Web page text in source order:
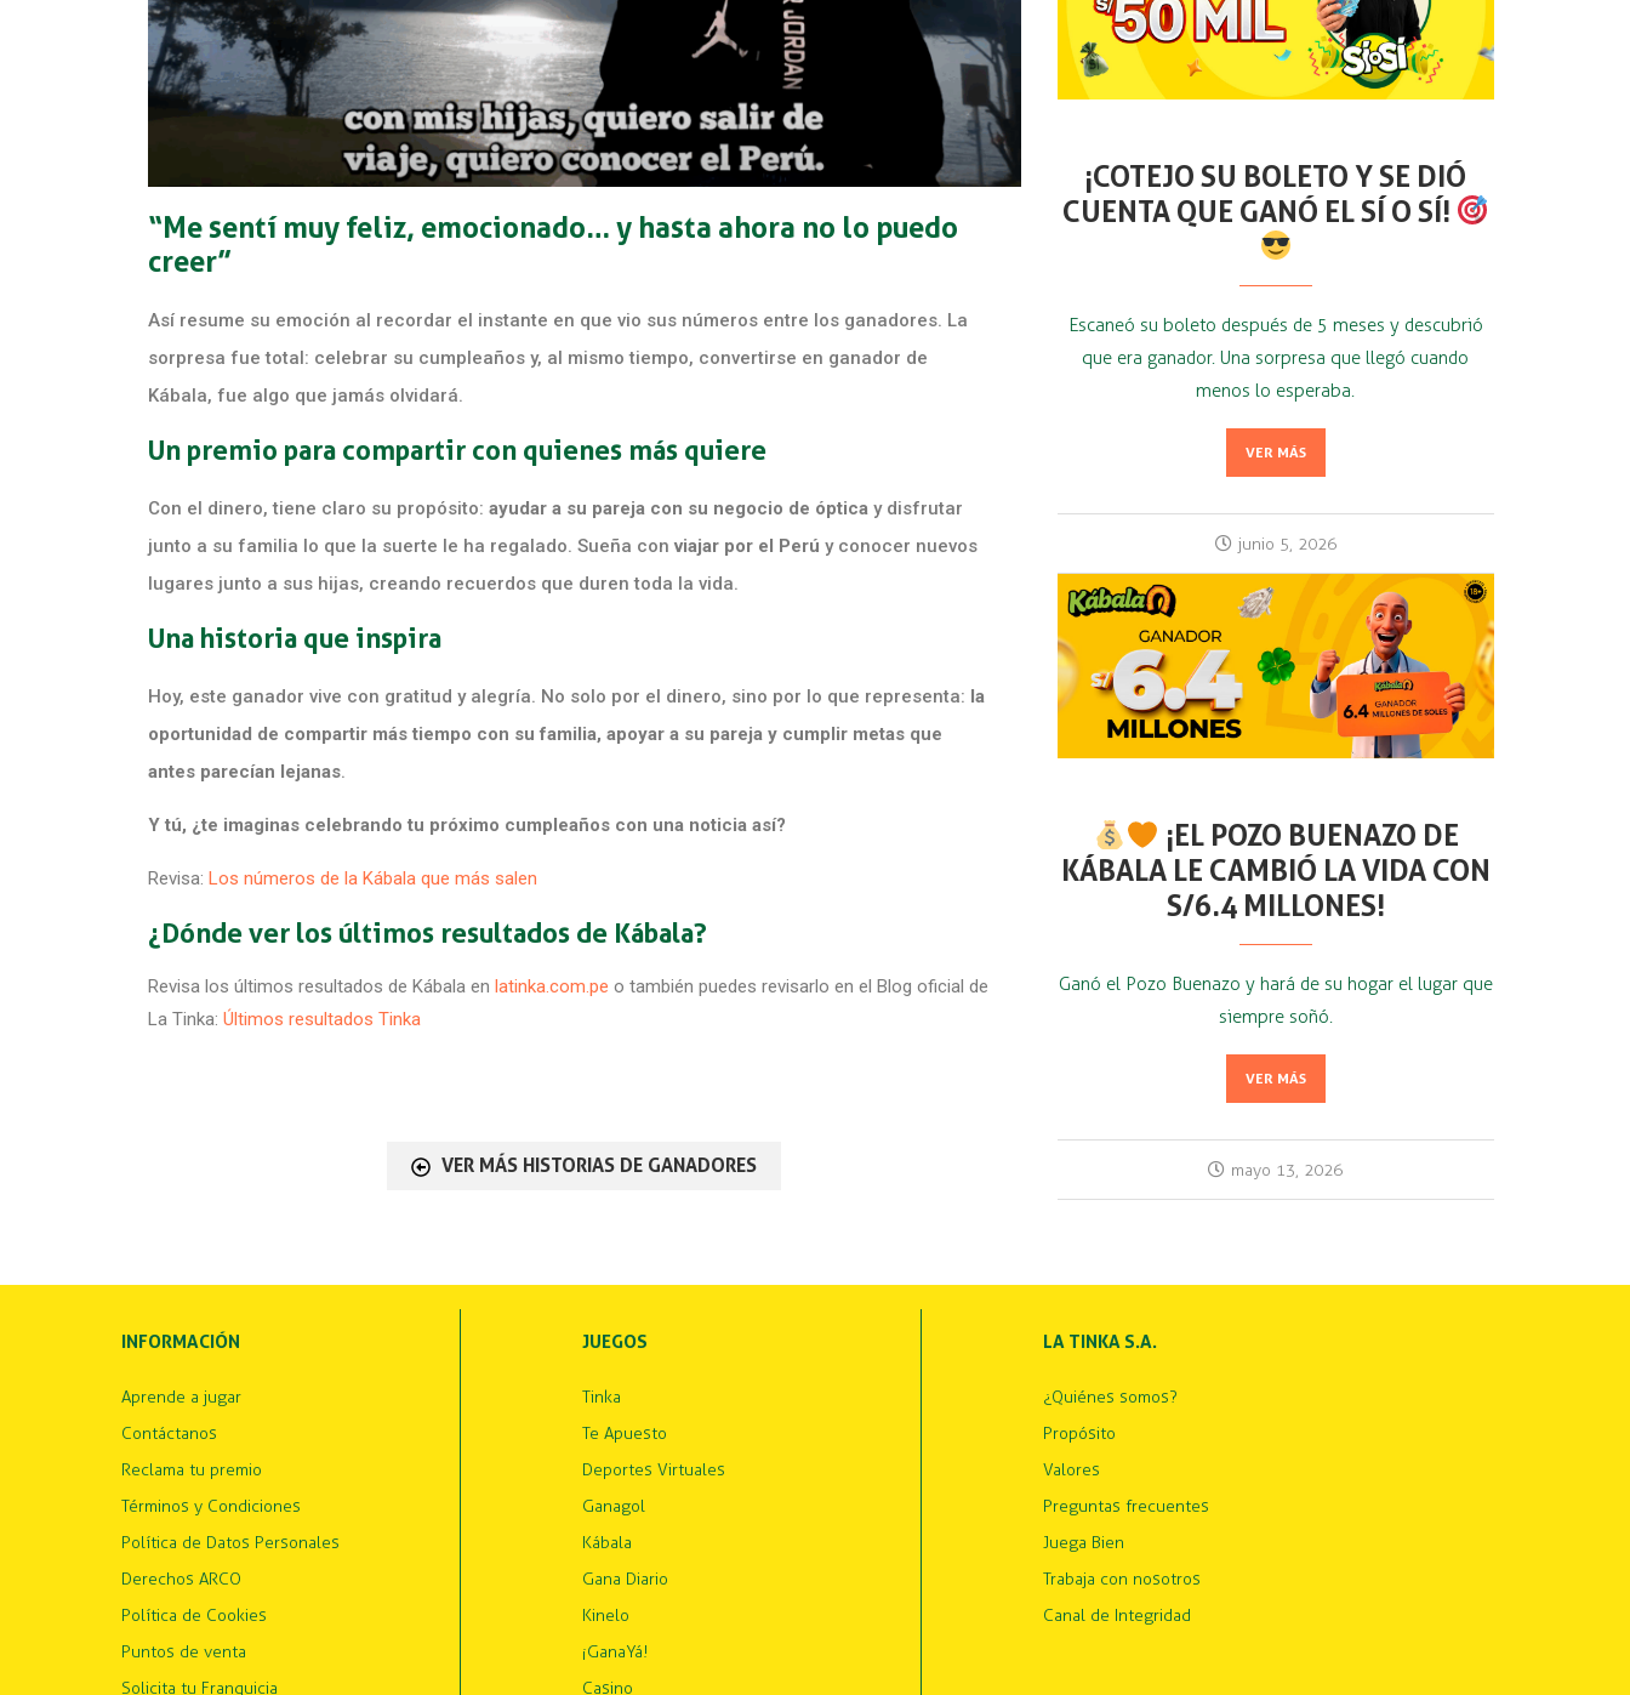
“Me sentí muy feliz, emocionado… y hasta ahora no lo puedo
creer”
Así resume su emoción al recordar el instante en que vio sus números entre los ganadores. La
sorpresa fue total: celebrar su cumpleaños y, al mismo tiempo, convertirse en ganador de
Kábala, fue algo que jamás olvidará.
Un premio para compartir con quienes más quiere
Con el dinero, tiene claro su propósito: ayudar a su pareja con su negocio de óptica y disfrutar
junto a su familia lo que la suerte le ha regalado. Sueña conviajar por el Perú y conocer nuevos
lugares junto a sus hijas, creando recuerdos que duren toda la vida.
Una historia que inspira
Hoy, este ganador vive con gratitud y alegría. No solo por el dinero, sino por lo que representa: la
oportunidad de compartir más tiempo con su familia, apoyar a su pareja y cumplir metas que
antes parecían lejanas.
Y tú, ¿te imaginas celebrando tu próximo cumpleaños con una noticia así?
Revisa: Los números de la Kábala que más salen
¿Dónde ver los últimos resultados de Kábala?
Revisa los últimos resultados de Kábala en latinka.com.pe o también puedes revisarlo en el Blog oficial de
La Tinka: Últimos resultados Tinka
VER MÁS HISTORIAS DE GANADORES
¡COTEJO SU BOLETO Y SE DIÓ
CUENTA QUE GANÓ EL SÍ O SÍ!
Escaneó su boleto después de 5 meses y descubrió
que era ganador. Una sorpresa que llegó cuando
menos lo esperaba.
VER MÁS
junio 5, 2026
¡EL POZO BUENAZO DE
KÁBALA LE CAMBIÓ LA VIDA CON
S/6.4 MILLONES!
Ganó el Pozo Buenazo y hará de su hogar el lugar que
siempre soñó.
VER MÁS
mayo 13, 2026
INFORMACIÓN
Aprende a jugar
Contáctanos
Reclama tu premio
Términos y Condiciones
Política de Datos Personales
Derechos ARCO
Política de Cookies
Puntos de venta
Solicita tu Franquicia
JUEGOS
Tinka
Te Apuesto
Deportes Virtuales
Ganagol
Kábala
Gana Diario
Kinelo
¡GanaYá!
Casino
LA TINKA S.A.
¿Quiénes somos?
Propósito
Valores
Preguntas frecuentes
Juega Bien
Trabaja con nosotros
Canal de Integridad